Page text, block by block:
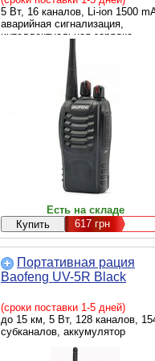
5 Вт, 16 каналов, Li-ion 1500
аварийная сигнализация,
интеллектуальная зарядка,
Есть на складе
617грн
Портативная рация
Baofeng UV-5R Black
(сроки поставки 1-5 дней)
до 15 км, 5 Вт, 128 каналов,
субканалов, аккумулятор